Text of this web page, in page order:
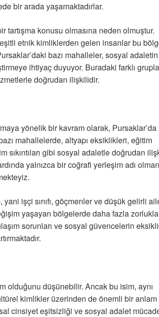
bir arada yaşamaktadırlar.
konusu olmasına neden olmuştur.
etnik kimliklerden gelen insanlar bu
bazı mahalleler, sosyal adaletin
ihtiyaç duyuyor. Buradaki farklı
doğrudan ilişkilidir.
yönelik bir kavram olarak, Pursaklar’da
mahallelerde, altyapı eksiklikleri, eğitim
sıkıntıları gibi sosyal adaletle doğrudan
yalnızca bir coğrafi yerleşim adı
işçi sınıfı, göçmenler ve düşük gelirli
yaşayan bölgelerde daha fazla zorlukla
sorunları ve sosyal güvencelerin
olduğunu düşünebilir. Ancak bu isim, aynı
kimlikler üzerinden de önemli bir anlam
cinsiyet eşitsizliği ve sosyal adalet